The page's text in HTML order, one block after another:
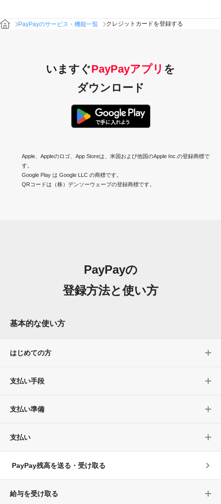
PayPayのサービス・機能一覧 クレジットカードを登録する
いますぐPayPayアプリ を
ダウンロード
Apple、Appleのロゴ、App Storeは、米国および他国のApple Inc.の登録商標で
す。
Google Play は Google LLC の商標です。
QRコードは（株）デンソーウェーブの登録商標です。
PayPayの
登録方法と使い方
基本的な使い方
はじめての方
支払い手段
支払い準備
支払い
PayPay残高を送る・受け取る
給与を受け取る